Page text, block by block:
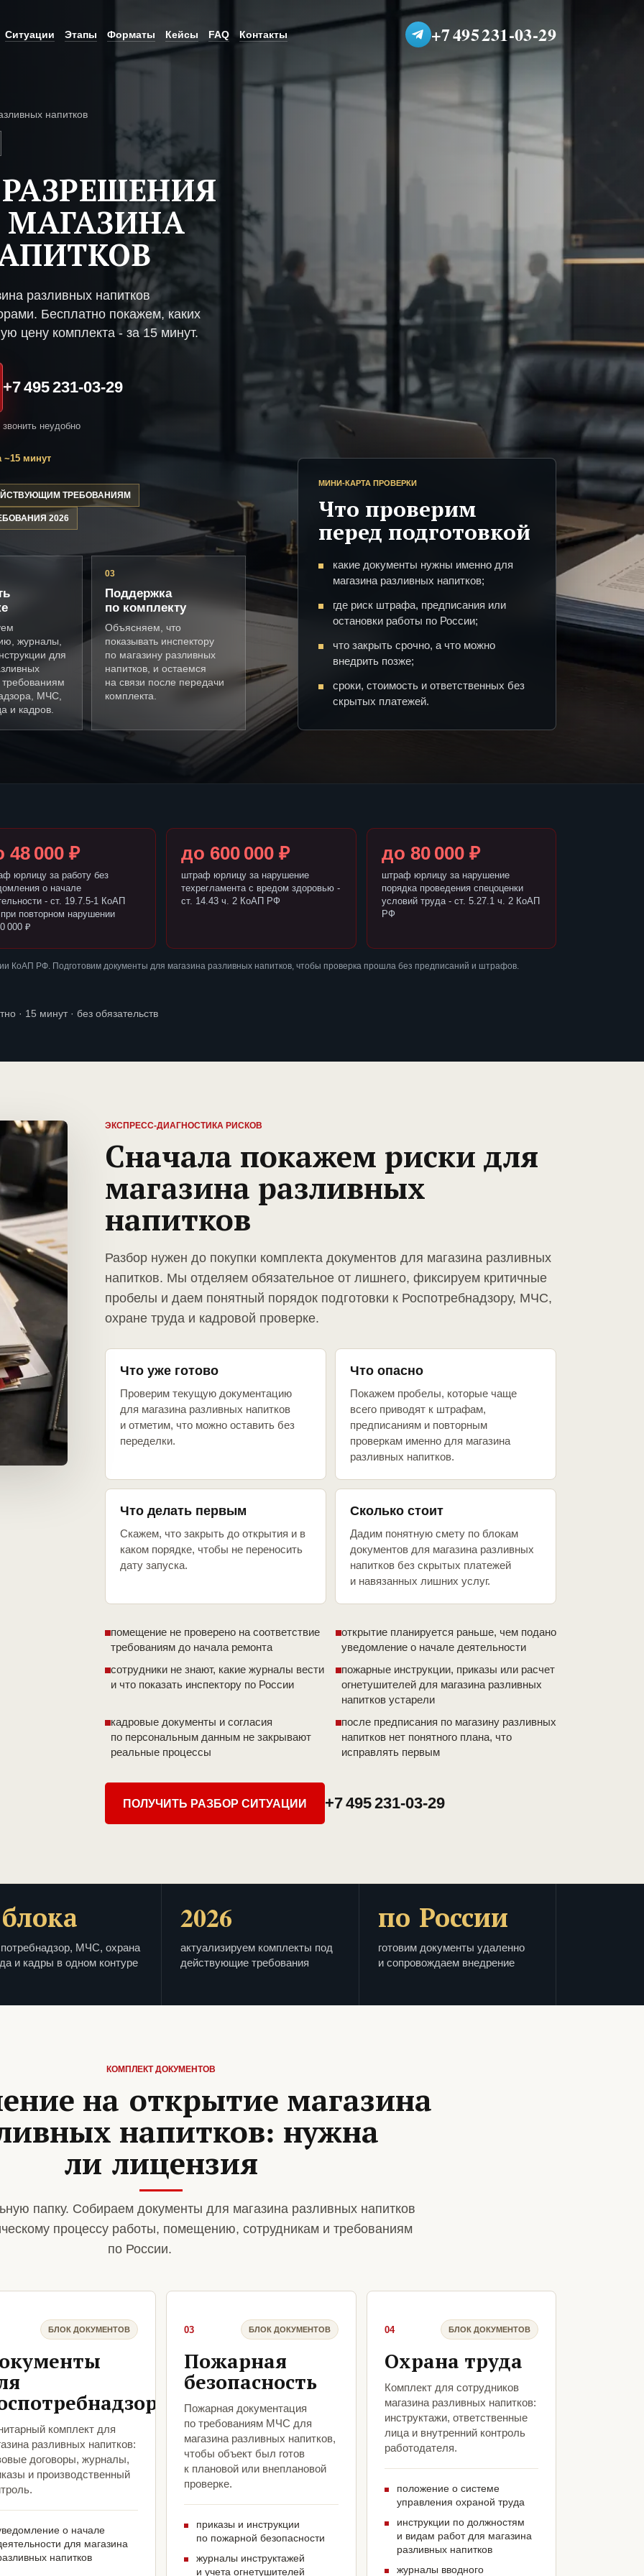
Ситуации Этапы Форматы Кейсы FAQ Контакты +7 495 231-03-29
напитков
разливных напитков
Бесплатно покажем, каких
цену комплекта - за 15 минут.
+7 495 231-03-29
неудобно
~15 минут
ТРЕБОВАНИЯМ
2026
журналы,
для
требованиям
МЧС,
и кадров.
03
Поддержка
по комплекту
Объясняем, что
показывать инспектору
по магазину разливных
напитков, и остаемся
на связи после передачи
комплекта.
МИНИ-КАРТА ПРОВЕРКИ
Что проверим
перед подготовкой
какие документы нужны именно для
магазина разливных напитков;
где риск штрафа, предписания или
остановки работы по России;
что закрыть срочно, а что можно
внедрить позже;
сроки, стоимость и ответственных без
скрытых платежей.
48 000 ₽
юрлицу за работу без
о начале
- ст. 19.7.5-1 КоАП
повторном нарушении
000 ₽
до 600 000 ₽
штраф юрлицу за нарушение
техрегламента с вредом здоровью -
ст. 14.43 ч. 2 КоАП РФ
до 80 000 ₽
штраф юрлицу за нарушение
порядка проведения спецоценки
условий труда - ст. 5.27.1 ч. 2 КоАП
РФ
КоАП РФ. Подготовим документы для магазина разливных напитков, чтобы проверка прошла без предписаний и штрафов.
· 15 минут · без обязательств
ЭКСПРЕСС-ДИАГНОСТИКА РИСКОВ
Сначала покажем риски для
магазина разливных
напитков
Разбор нужен до покупки комплекта документов для магазина разливных
напитков. Мы отделяем обязательное от лишнего, фиксируем критичные
пробелы и даем понятный порядок подготовки к Роспотребнадзору, МЧС,
охране труда и кадровой проверке.
Что уже готово
Проверим текущую документацию
для магазина разливных напитков
и отметим, что можно оставить без
переделки.
Что опасно
Покажем пробелы, которые чаще
всего приводят к штрафам,
предписаниям и повторным
проверкам именно для магазина
разливных напитков.
Что делать первым
Скажем, что закрыть до открытия и в
каком порядке, чтобы не переносить
дату запуска.
Сколько стоит
Дадим понятную смету по блокам
документов для магазина разливных
напитков без скрытых платежей
и навязанных лишних услуг.
помещение не проверено на соответствие
требованиям до начала ремонта
открытие планируется раньше, чем подано
уведомление о начале деятельности
сотрудники не знают, какие журналы вести
и что показать инспектору по России
пожарные инструкции, приказы или расчет
огнетушителей для магазина разливных
напитков устарели
кадровые документы и согласия
по персональным данным не закрывают
реальные процессы
после предписания по магазину разливных
напитков нет понятного плана, что
исправлять первым
ПОЛУЧИТЬ РАЗБОР СИТУАЦИИ +7 495 231-03-29
МЧС, охрана
и кадры в одном контуре
2026
актуализируем комплекты под
действующие требования
по России
готовим документы удаленно
и сопровождаем внедрение
КОМПЛЕКТ ДОКУМЕНТОВ
на открытие магазина
напитков: нужна
ли лицензия
папку. Собираем документы для магазина разливных напитков
процессу работы, помещению, сотрудникам и требованиям
по России.
БЛОК ДОКУМЕНТОВ
комплект для
разливных напитков:
договоры, журналы,
и производственный
о начале
для магазина
напитков
03 БЛОК ДОКУМЕНТОВ
Пожарная
безопасность
Пожарная документация
по требованиям МЧС для
магазина разливных напитков,
чтобы объект был готов
к плановой или внеплановой
проверке.
приказы и инструкции
по пожарной безопасности
журналы инструктажей
и учета огнетушителей
04 БЛОК ДОКУМЕНТОВ
Охрана труда
Комплект для сотрудников
магазина разливных напитков:
инструктажи, ответственные
лица и внутренний контроль
работодателя.
положение о системе
управления охраной труда
инструкции по должностям
и видам работ для магазина
разливных напитков
журналы вводного